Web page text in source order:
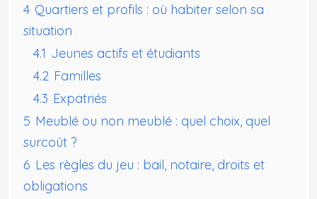
4 Quartiers et profils : où habiter selon sa
situation
4.1 Jeunes actifs et étudiants
4.2 Familles
4.3 Expatriés
5 Meublé ou non meublé : quel choix, quel
surcoût ?
6 Les règles du jeu : bail, notaire, droits et
obligations